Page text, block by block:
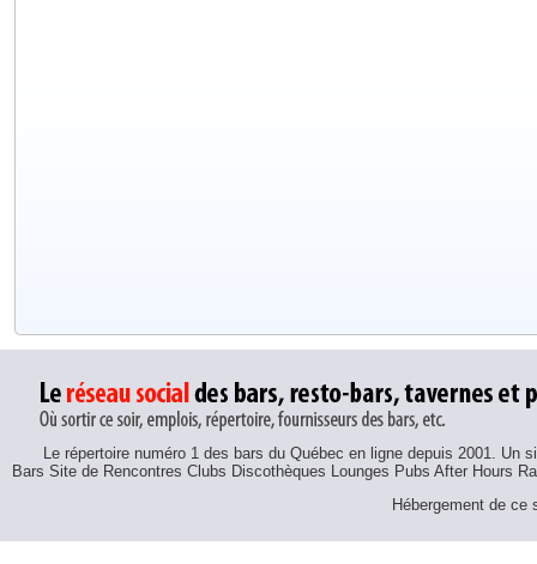
Le répertoire numéro 1 des bars du Québec en ligne depuis 2001.
Bars Site de Rencontres Clubs Discothèques Lounges Pubs After Hours
Hébergement de ce